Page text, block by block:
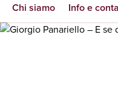
Chi siamo
Info e